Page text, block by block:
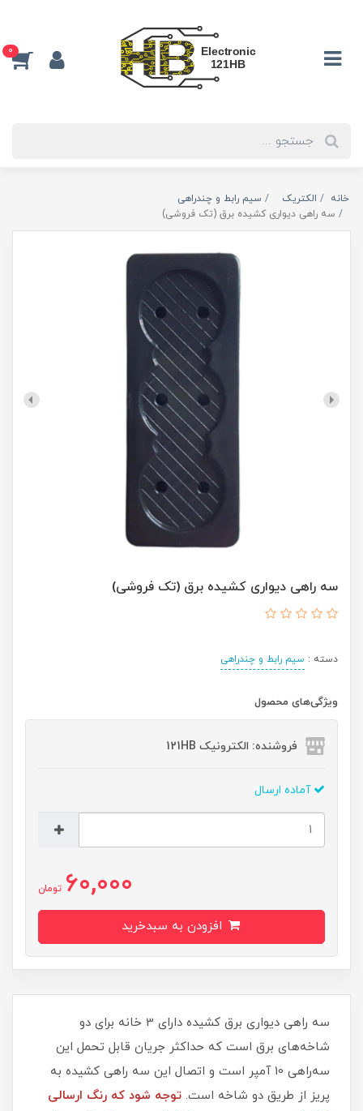
0
خانه الکتریک
سیم رابط و چندراهی
سه راهی دیواری کشیده برق (تک فروشی)
سه راهی دیواری کشیده برق (تک فروشی)
دسته : سیم رابط و چندراهی
ویژگی‌های محصول
فروشنده: الکترونیک 121HB
آماده ارسال
60,000 تومان
سه راهی دیواری برق کشیده دارای 3 خانه برای دو
شاخه‌های برق است که حداکثر جریان قابل تحمل این
سه‌راهی 10 آمپر است و اتصال این سه راهی کشیده به
پریز از طریق دو شاخه است. توجه شود که رنگ ارسالی